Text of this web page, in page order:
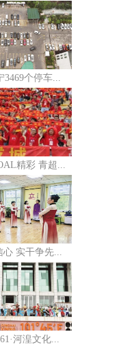
3469个停车...
精彩 青超...
心 实干争先...
河湟文化...